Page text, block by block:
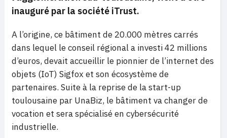
inauguré par la société iTrust.
A l’origine, ce bâtiment de 20.000 mètres carrés
dans lequel le conseil régional a investi 42 millions
d’euros, devait accueillir le pionnier de l’internet des
objets (IoT) Sigfox et son écosystème de
partenaires. Suite à la reprise de la start-up
toulousaine par UnaBiz, le bâtiment va changer de
vocation et sera spécialisé en cybersécurité
industrielle.